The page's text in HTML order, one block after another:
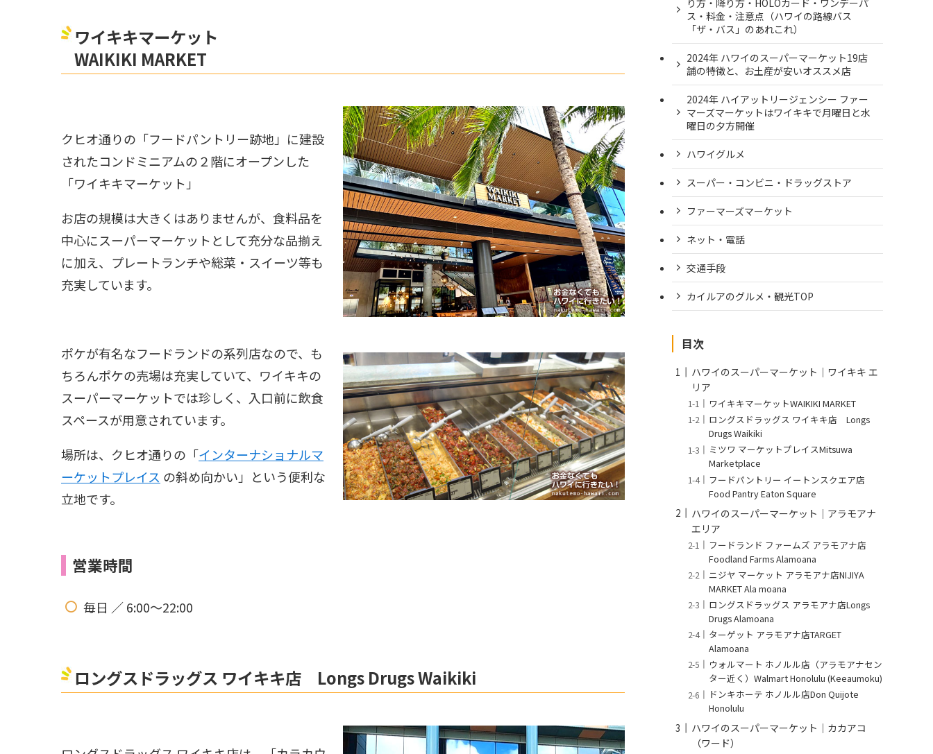
ワイキキマーケット
WAIKIKI MARKET
クヒオ通りの「フードパントリー跡地」に建設
されたコンドミニアムの２階にオープンした
「ワイキキマーケット」
お店の規模は大きくはありませんが、食料品を
中心にスーパーマーケットとして充分な品揃え
に加え、プレートランチや総菜・スイーツ等も
充実しています。
ポケが有名なフードランドの系列店なので、も
ちろんポケの売場は充実していて、ワイキキの
スーパーマーケットでは珍しく、入口前に飲食
スペースが用意されています。
場所は、クヒオ通りの「インターナショナルマ
ーケットプレイス の斜め向かい」という便利な
立地です。
営業時間
毎日 ／ 6:00〜22:00
ロングスドラッグス ワイキキ店 Longs Drugs Waikiki
ス・料金・注意点（ハワイの路線バス
「ザ・バス」のあれこれ）
2024年 ハワイのスーパーマーケット19店
舗の特徴と、お土産が安いオススメ店
2024年 ハイアットリージェンシー ファー
マーズマーケットはワイキキで月曜日と水
曜日の夕方開催
ハワイグルメ
スーパー・コンビニ・ドラッグストア
ファーマーズマーケット
ネット・電話
交通手段
カイルアのグルメ・観光TOP
目次
ハワイのスーパーマーケット｜ワイキキ エ
リア
ワイキキマーケットWAIKIKI MARKET
ロングスドラッグス ワイキキ店 Longs
Drugs Waikiki
ミツワ マーケットプレイスMitsuwa
Marketplace
フードパントリー イートンスクエア店
Food Pantry Eaton Square
ハワイのスーパーマーケット｜アラモアナ
エリア
フードランド ファームズ アラモアナ店
Foodland Farms Alamoana
ニジヤ マーケット アラモアナ店NIJIYA
MARKET Ala moana
ロングスドラッグス アラモアナ店Longs
Drugs Alamoana
ターゲット アラモアナ店TARGET
Alamoana
ウォルマート ホノルル店（アラモアナセン
ター近く）Walmart Honolulu (Keeaumoku)
ドンキホーテ ホノルル店Don Quijote
Honolulu
ハワイのスーパーマーケット｜カカアコ
（ワード）